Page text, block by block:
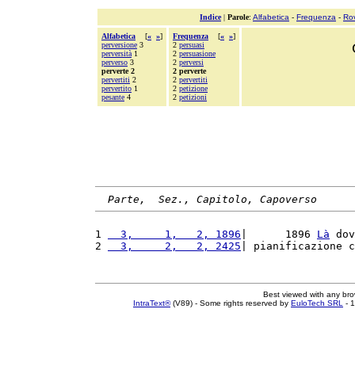
Indice| Parole: Alfabetica - Frequenza -
Alfabetica [« »]
perversione 3
perversità 1
perverso 3
perverte 2
pervertiti 2
pervertito 1
pesante 4
Frequenza [« »]
2 persuasi
2 persuasione
2 perversi
2 perverte
2 pervertiti
2 petizione
2 petizioni
Parte,  Sez., Capitolo, Capoverso
1
  3,     1,   2, 1896
|      1896 Là
2
  3,     2,   2, 2425
| pianificazione
Best viewed with any
IntraText®(V89) - Some rights reserved by EuloTech SRL -